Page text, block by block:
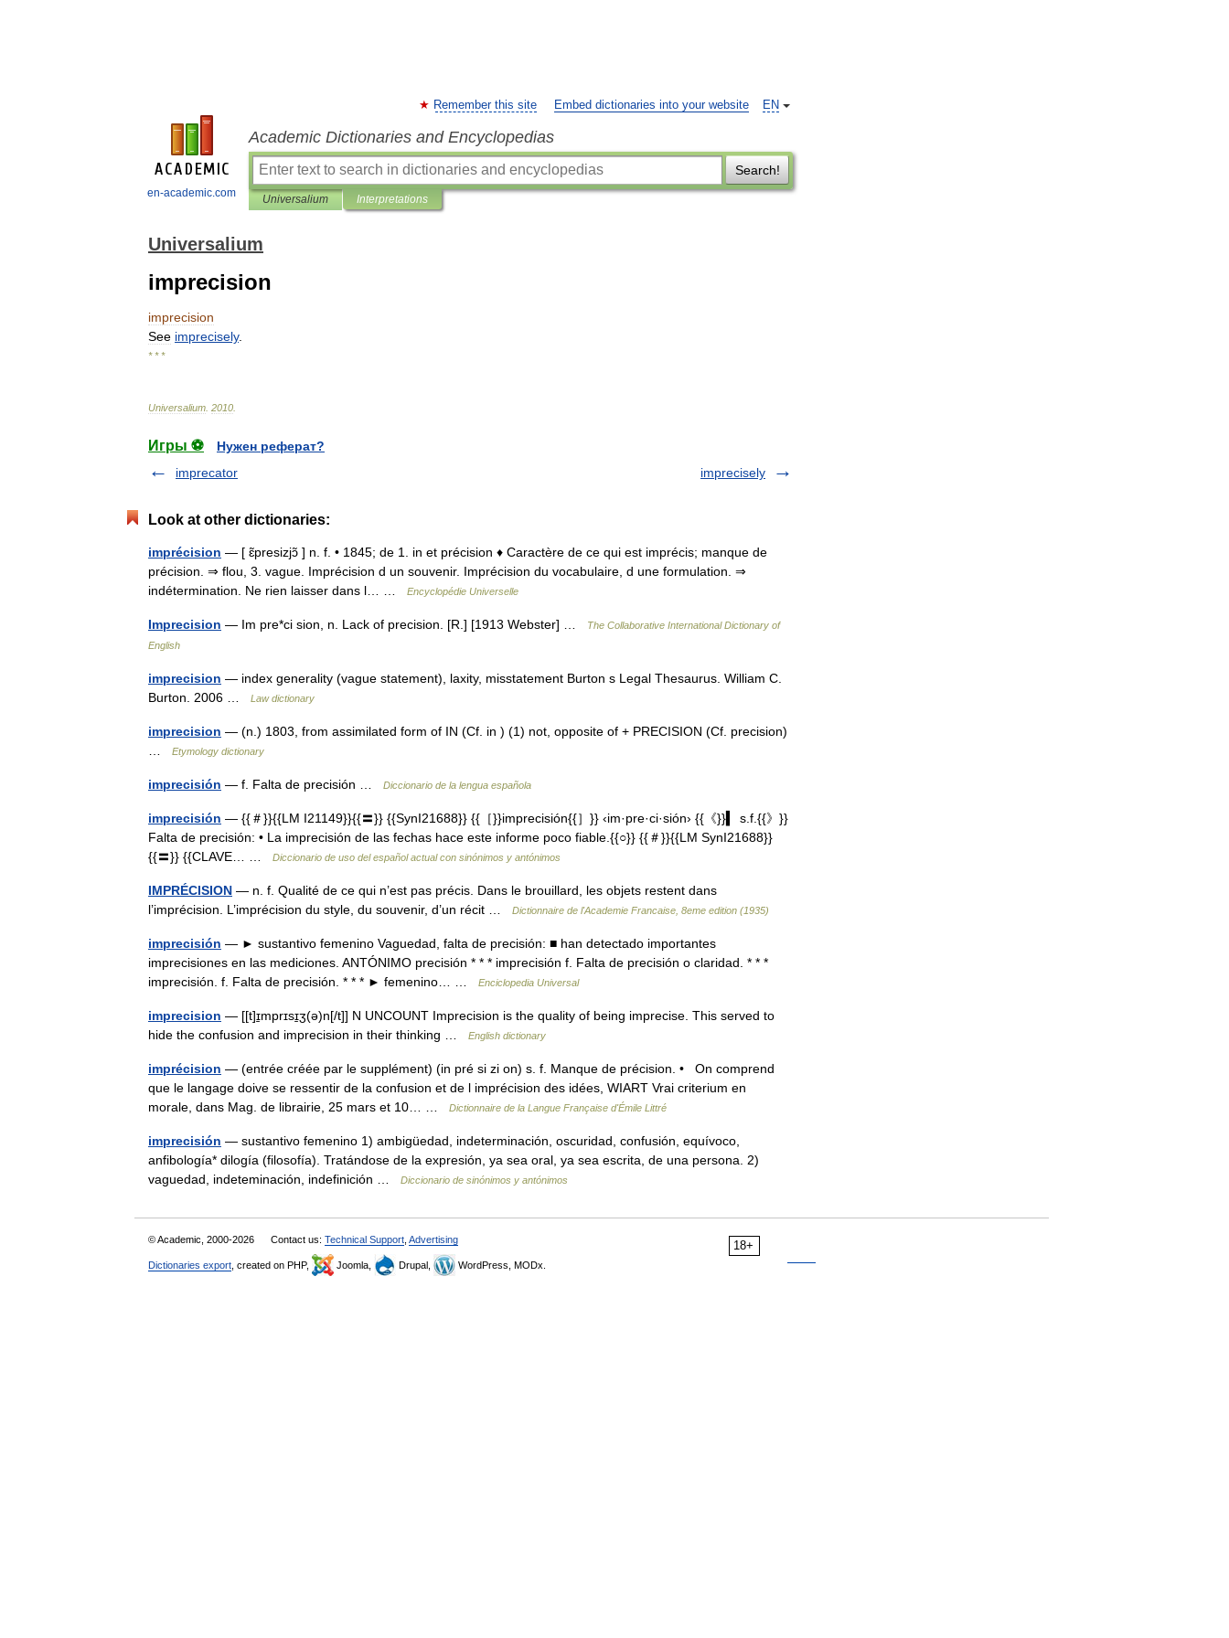
en-academic.com
EN
Remember this site Embed dictionaries into your website
Academic Dictionaries and Encyclopedias
Search!
Universalium Interpretations
Universalium
imprecision
imprecision
See imprecisely.
* * *
Universalium 2010
Игры ⚽
Нужен реферат?
imprecator
imprecisely
Look at other dictionaries:
imprécision — [ ɛ̃presizjɔ̃ ] n. f. • 1845; de 1. in et précision ♦ Caractère de ce qui est imprécis; manque de
précision. ⇒ flou, 3. vague. Imprécision d un souvenir. Imprécision du vocabulaire, d une formulation. ⇒
indétermination. Ne rien laisser dans l… …
Encyclopédie Universelle
Imprecision — Im pre*ci sion, n. Lack of precision. [R.] [1913 Webster] …
The Collaborative International Dictionary of
English
imprecision — index generality (vague statement), laxity, misstatement Burton s Legal Thesaurus. William C.
Burton. 2006 …
Law dictionary
imprecision — (n.) 1803, from assimilated form of IN (Cf. in ) (1) not, opposite of + PRECISION (Cf. precision)
Etymology dictionary
imprecisión — f. Falta de precisión … Diccionario de la lengua española
imprecisión — {{＃}}{{LM I21149}}{{〓}} {{SynI21688}} {{［}}imprecisión{{］}} ‹im·pre·ci·sión› {{《}}▍ s.f.{{》}}
Falta de precisión: • La imprecisión de las fechas hace este informe poco fiable.{{○}} {{＃}}{{LM SynI21688}}
{{〓}} {{CLAVE… …
Diccionario de uso del español actual con sinónimos y antónimos
IMPRÉCISION — n. f. Qualité de ce qui n’est pas précis. Dans le brouillard, les objets restent dans
l’imprécision. L’imprécision du style, du souvenir, d’un récit …
Dictionnaire de l'Academie Francaise, 8eme edition (1935)
imprecisión — ► sustantivo femenino Vaguedad, falta de precisión: ■ han detectado importantes
imprecisiones en las mediciones. ANTÓNIMO precisión * * * imprecisión f. Falta de precisión o claridad. * * *
imprecisión. f. Falta de precisión. * * * ► femenino… …
Enciclopedia Universal
imprecision — [[t]ɪ̱mprɪsɪ̱ʒ(ə)n[/t]] N UNCOUNT Imprecision is the quality of being imprecise. This served to
hide the confusion and imprecision in their thinking …
English dictionary
imprécision — (entrée créée par le supplément) (in pré si zi on) s. f. Manque de précision. • On comprend
que le langage doive se ressentir de la confusion et de l imprécision des idées, WIART Vrai criterium en
morale, dans Mag. de librairie, 25 mars et 10… …
Dictionnaire de la Langue Française d'Émile Littré
imprecisión — sustantivo femenino 1) ambigüedad, indeterminación, oscuridad, confusión, equívoco,
anfibología* dilogía (filosofía). Tratándose de la expresión, ya sea oral, ya sea escrita, de una persona. 2)
vaguedad, indeteminación, indefinición …
Diccionario de sinónimos y antónimos
18+
© Academic, 2000-2026 Contact us: Technical Support Advertising
Dictionaries export , created on PHP, Joomla, Drupal, WordPress, MODx.